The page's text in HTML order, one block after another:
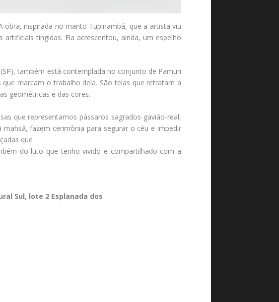
obra, inspirada no manto Tupinambá, que a artista viu
tingidas. Ela acrescentou, ainda, um espelho
também está contemplada no conjunto de Pamuri
marcam o trabalho dela. São telas que retratam a
geométricas e das cores.
que representamos pássaros sagrados gavião-real,
fazem cerimônia para segurar o céu e impedir
que
do luto que tenho vivido e compartilhado com a
Sul, lote 2 Esplanada dos